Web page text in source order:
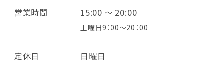
営業時間 15:00 ～ 20:00
土曜日9：00～20：00
定休日 日曜日